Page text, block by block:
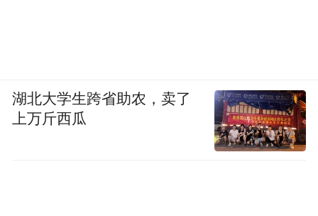
湖北大学生跨省助农，卖了
上万斤西瓜